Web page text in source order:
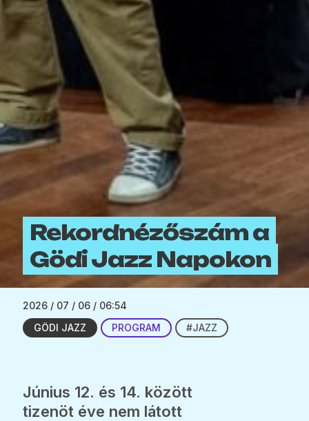
Rekordnézőszám a
Gödi Jazz Napokon
2026 / 07 / 06 / 06:54
GÖDI JAZZ
PROGRAM #JAZZ
Június 12. és 14. között
tizenöt éve nem látott